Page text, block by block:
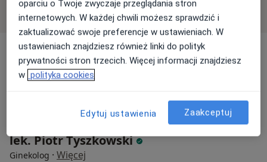
pomorskie, w obszarach bliskich Twojemu
wyszukiwaniu.
lek. Piotr Tyszkowski
Ginekolog · Więcej
oparciu o Twoje zwyczaje przeglądania stron
internetowych. W każdej chwili możesz sprawdzić i
zaktualizować swoje preferencje w ustawieniach. W
ustawieniach znajdziesz również linki do polityk
prywatności stron trzecich. Więcej informacji znajdziesz
w polityka cookies
Edytuj ustawienia Zaakceptuj